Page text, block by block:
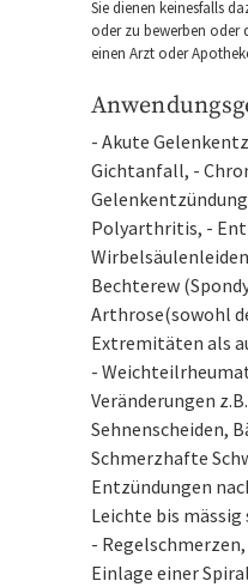
Sie dienen keinesfalls
oder zu bewerben oder
einen Arzt oder
- Akute
Gichtanfall, -
Polyarthritis, -
Bechterew
Arthrose(sowohl
Extremitäten als
-
Veränderungen
Sehnenscheiden,
Schmerzhafte
Entzündungen
Leichte bis mässig
-
Einlage einer